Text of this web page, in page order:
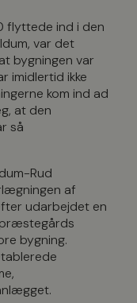
flyttede ind i den
var det
bygningen var
imidlertid ikke
kom ind ad
at den
så
Rud
af
udarbejdet en
bygning.